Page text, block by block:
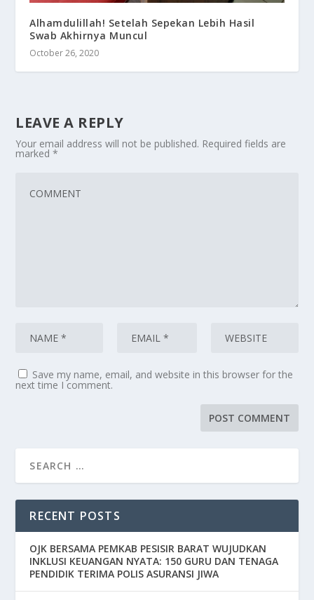
Alhamdulillah! Setelah Sepekan Lebih Hasil
Swab Akhirnya Muncul
October 26, 2020
LEAVE A REPLY
Your email address will not be published. Required fields are
marked*
Save my name, email, and website in this browser for the
next time I comment.
RECENT POSTS
OJK BERSAMA PEMKAB PESISIR BARAT WUJUDKAN
INKLUSI KEUANGAN NYATA: 150 GURU DAN TENAGA
PENDIDIK TERIMA POLIS ASURANSI JIWA